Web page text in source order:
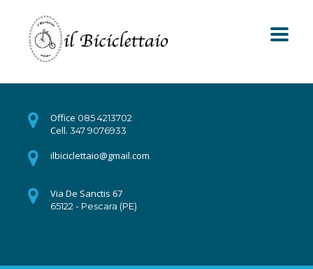
Office 085 4213702
Cell. 347 9076933
ilbiciclettaio@gmail.com
Via De Sanctis 67
65122 - Pescara (PE)